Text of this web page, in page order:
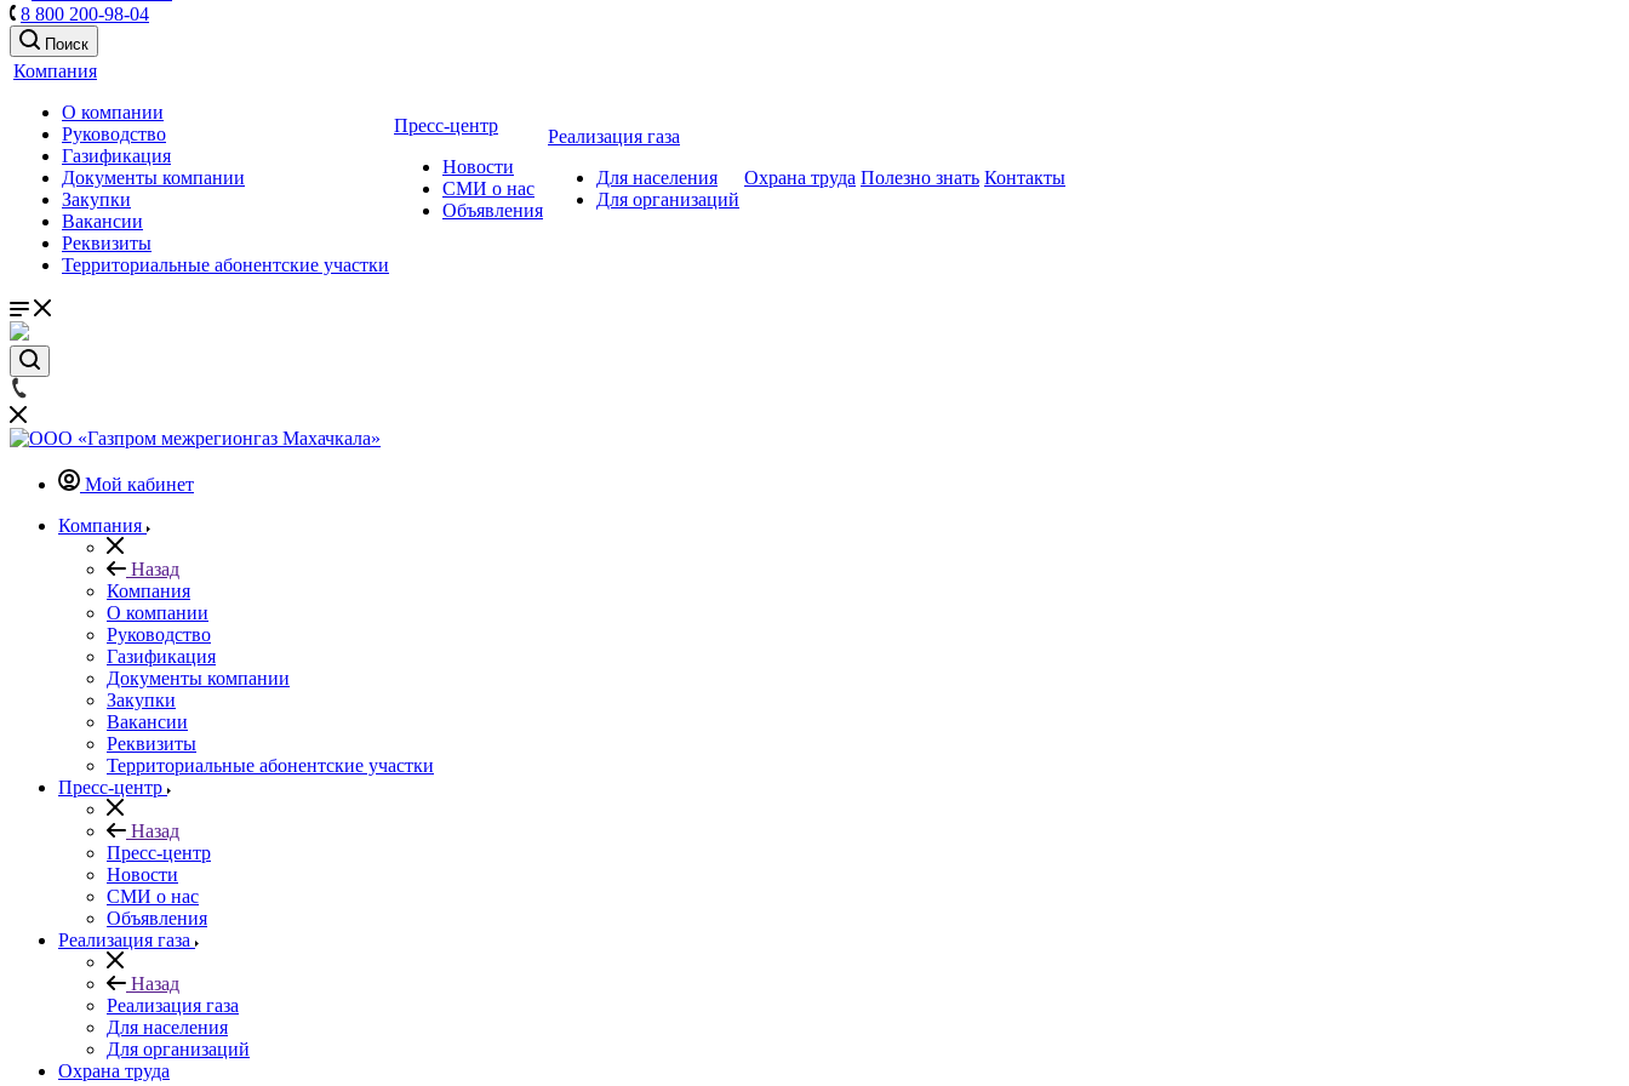
8 800 200-98-04
Поиск
Компания
О компании
Руководство
Газификация
Документы компании
Закупки
Вакансии
Реквизиты
Территориальные абонентские участки
Пресс-центр
Новости
СМИ о нас
Объявления
Реализация газа
Для населения
Для организаций
Охрана труда Полезно знать Контакты
Мой кабинет
Компания
Назад
Компания
О компании
Руководство
Газификация
Документы компании
Закупки
Вакансии
Реквизиты
Территориальные абонентские участки
Пресс-центр
Назад
Пресс-центр
Новости
СМИ о нас
Объявления
Реализация газа
Назад
Реализация газа
Для населения
Для организаций
Охрана труда